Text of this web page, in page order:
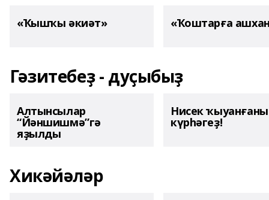
«Ҡышҡы әкиәт» «Ҡоштарға
Гәзитебеҙ - дуҫыбыҙ
Алтынсылар
“Йәншишмә”гә
яҙылды
Нисек
күрһәгеҙ!
Хикәйәләр